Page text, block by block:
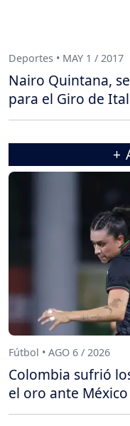
Deportes • MAY 1 / 2017
Nairo Quintana,
para el Giro de
+
Fútbol • AGO 6 / 2026
Colombia sufrió
el oro ante México